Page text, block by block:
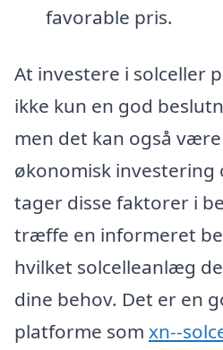
favorable pris.
At investere i solceller
ikke kun en god
men det kan også
økonomisk investering
tager disse faktorer i
træffe en informeret
hvilket solcelleanlæg
dine behov. Det er en
platforme som xn--